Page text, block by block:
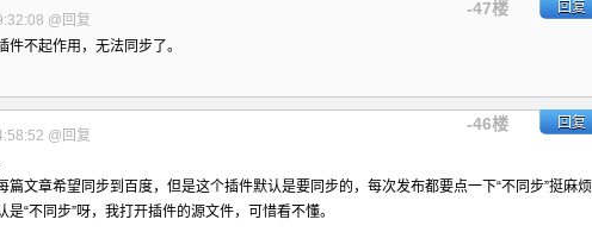
-47楼
@回复
回复
不起作用，无法同步了。
-46楼
@回复
回复
篇文章希望同步到百度，但是这个插件默认是要同步的，每次发布都要点一下“不同步”挺麻烦
“不同步”呀，我打开插件的源文件，可惜看不懂。